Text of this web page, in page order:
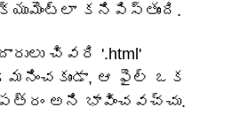
కనిపిస్తుంది.
చివరి '.html'
ఆ ఫైల్ ఒక
అని భావించవచ్చు.